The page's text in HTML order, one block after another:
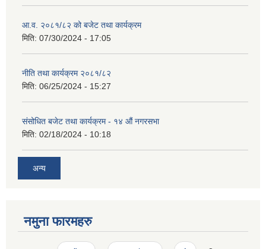
आ.व. २०८१/८२ को बजेट तथा कार्यक्रम
मिति: 07/30/2024 - 17:05
नीति तथा कार्यक्रम २०८१/८२
मिति: 06/25/2024 - 15:27
संसोधित बजेट तथा कार्यक्रम - १४ औं नगरसभा
मिति: 02/18/2024 - 10:18
अन्य
नमुना फारमहरु